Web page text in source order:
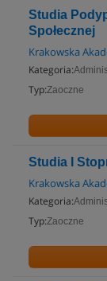
Studia
Społecznej
Krakowska
Kategoria:
Typ:Zaoczne
Studia I
Krakowska
Kategoria:
Typ:Zaoczne